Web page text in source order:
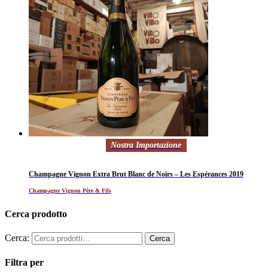
Nostra Importazione
Champagne Vignon Extra Brut Blanc de Noirs – Les Espérances 2019
Champagne Vignon Père & Fils
Cerca prodotto
Cerca:
Filtra per